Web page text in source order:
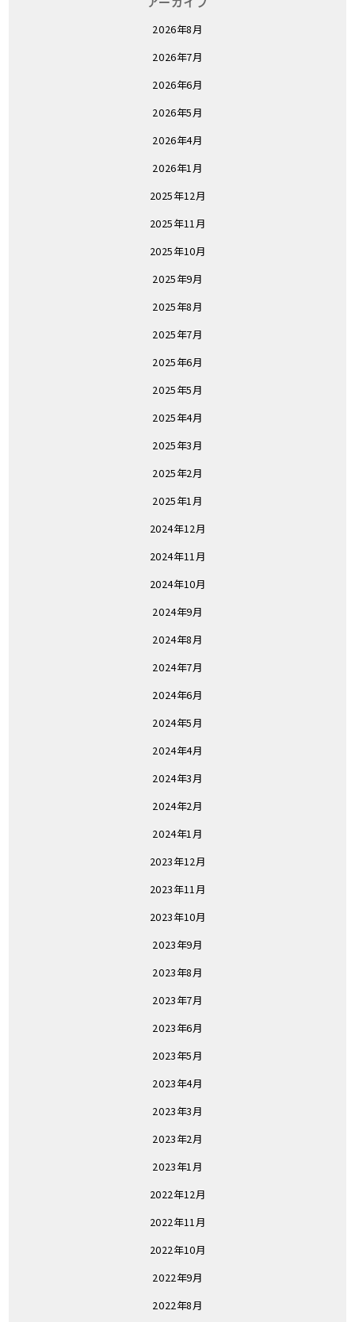
2026年8月
2026年7月
2026年6月
2026年5月
2026年4月
2026年1月
2025年12月
2025年11月
2025年10月
2025年9月
2025年8月
2025年7月
2025年6月
2025年5月
2025年4月
2025年3月
2025年2月
2025年1月
2024年12月
2024年11月
2024年10月
2024年9月
2024年8月
2024年7月
2024年6月
2024年5月
2024年4月
2024年3月
2024年2月
2024年1月
2023年12月
2023年11月
2023年10月
2023年9月
2023年8月
2023年7月
2023年6月
2023年5月
2023年4月
2023年3月
2023年2月
2023年1月
2022年12月
2022年11月
2022年10月
2022年9月
2022年8月